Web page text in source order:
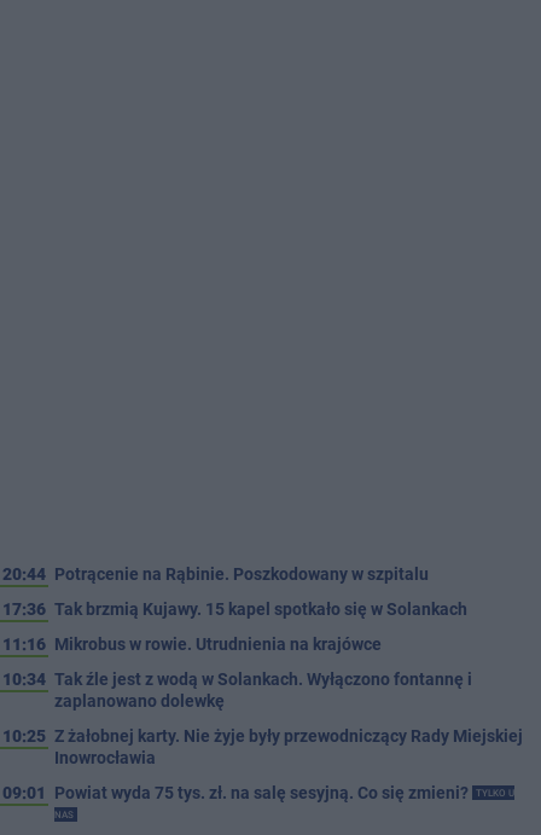
20:44 Potrącenie na Rąbinie. Poszkodowany w szpitalu
17:36 Tak brzmią Kujawy. 15 kapel spotkało się w Solankach
11:16 Mikrobus w rowie. Utrudnienia na krajówce
10:34 Tak źle jest z wodą w Solankach. Wyłączono fontannę i
zaplanowano dolewkę
10:25 Z żałobnej karty. Nie żyje były przewodniczący Rady Miejskiej
Inowrocławia
09:01
Powiat wyda 75 tys. zł. na salę sesyjną. Co się zmieni?
TYLKO U
NAS